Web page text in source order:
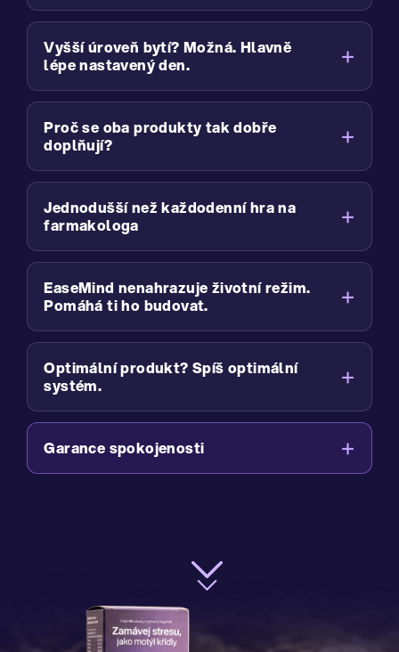
Vyšší úroveň bytí? Možná. Hlavně
lépe nastavený den.
Proč se oba produkty tak dobře
doplňují?
Jednodušší než každodenní hra na
farmakologa
EaseMind nenahrazuje životní režim.
Pomáhá ti ho budovat.
Optimální produkt? Spíš optimální
systém.
Garance spokojenosti